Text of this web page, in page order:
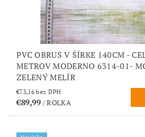
PVC OBRUS V ŠÍRKE 140CM -
METROV MODERNO 6314-01-
ZELENÝ MELÍR
€73,16 bez DPH
€89,99/ ROLKA